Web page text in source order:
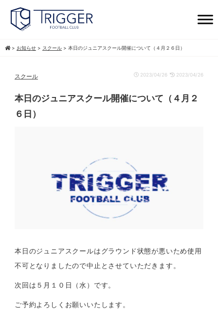
> お知らせ > スクール > 本日のジュニアスクール開催について（４月２６日）
スクール 2023/04/26 2023/04/26
本日のジュニアスクール開催について（４月２
６日）
本日のジュニアスクールはグラウンド状態が悪いため使用
不可となりましたので中止とさせていただきます。
次回は５月１０日（水）です。
ご予約よろしくお願いいたします。